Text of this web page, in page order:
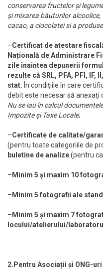
conservarea fructelor și
și mixarea băuturilor
cacao, a ciocolatei si a
–Certificat de atestare
Națională de Administrare
zile înaintea depunerii
rezulte că SRL, PFA, PFI,
stat.În condițiile în care
debit este necesar să anexați
Nu se iau în calcul
Impozite și Taxe Locale;
–Certificate de calitate/
(pentru toate categoriile de
buletine de analize(pentru
–Minim 5 și maxim 10
–Minim 5 fotografii ale
–Minim 5 și maxim 7
locului/atelierului/
2.Pentru Asociații și ONG-uri